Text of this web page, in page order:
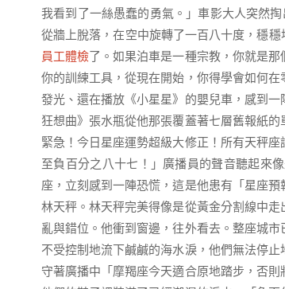
我看到了一絲愚蠢的勇氣。」車影大人突然
從牆上脫落，在空中旋轉了一百八十度，穩
員工體檢了。如果泊車是一種宗教，你就是
你的訓練工具，從現在開始，你得學會如何
發光、還在播放《小星星》的嬰兒車，感到
狂想曲》張水瓶從他那張覆蓋著七層舊報紙
緊急！今日星座運勢超級大修正！所有天秤
至負百分之八十七！」廣播員的聲音聽起來
座，立刻感到一陣恐慌，這是他患有「星座
林天秤。林天秤完美得像是從黃金分割線中
亂與錯位。他衝到窗邊，往外看去。整座城
不受控制地流下鹹鹹的海水淚，他們無法停止
守著廣播中「摩羯座今天適合原地踏步，否